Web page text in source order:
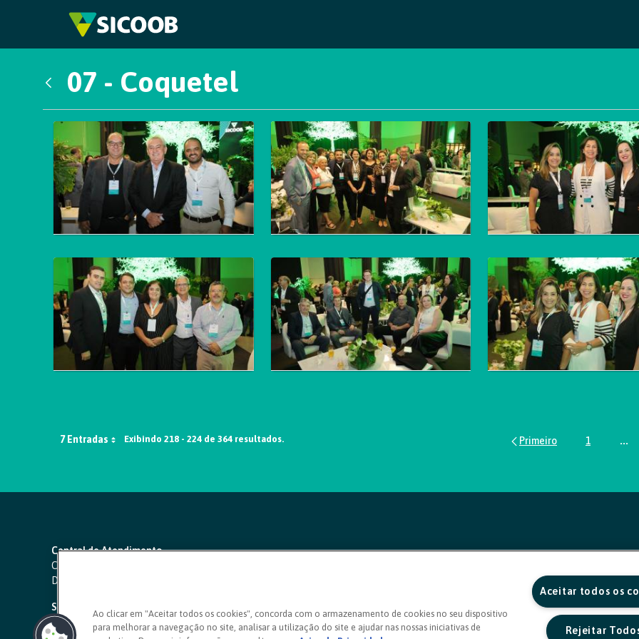
Pular para o Conteúdo principal
07 - Coquetel
Galeria de Mídias
7 Entradas Exibindo 218 - 224 de 364 resultados.
Página
1 ...
Central de Atendimento
Capitais e regiões metropolitanas:
Demais localidades:
SAC 24 horas
Ouvidoria
Ao clicar em "Aceitar todos os cookies", concorda com o armazenamento de cookies no seu dispositivo
para melhorar a navegação no site, analisar a utilização do site e ajudar nas nossas iniciativas de
Aceitar todos os
Rejeitar